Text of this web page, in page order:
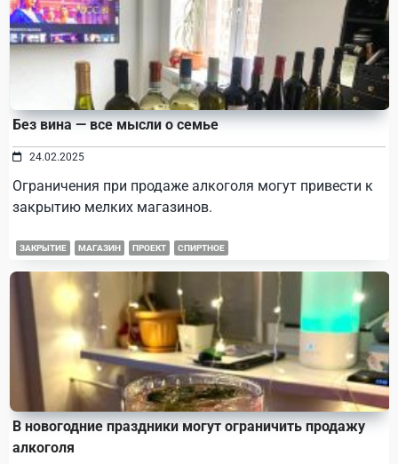
Без вина — все мысли о семье
24.02.2025
Ограничения при продаже алкоголя могут привести к
закрытию мелких магазинов.
ЗАКРЫТИЕ МАГАЗИН ПРОЕКТ СПИРТНОЕ
В новогодние праздники могут ограничить продажу
алкоголя